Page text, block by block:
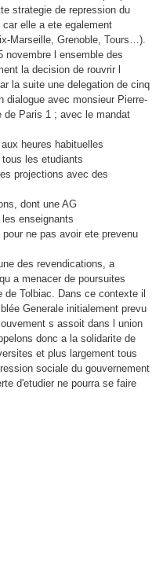
strategie de repression du
elle a ete egalement
Marseille, Grenoble, Tours…).
novembre l ensemble des
la decision de rouvrir l
la suite une delegation de cinq
dialogue avec monsieur Pierre-
de Paris 1 ; avec le mandat
heures habituelles
les etudiants
projections avec des
dont une AG
enseignants
ne pas avoir ete prevenu
des revendications, a
a menacer de poursuites
Tolbiac. Dans ce contexte il
Generale initialement prevu
s assoit dans l union
donc a la solidarite de
et plus largement tous
sociale du gouvernement
d'etudier ne pourra se faire